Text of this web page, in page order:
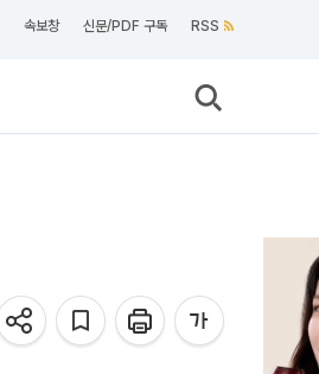
속보창 신문/PDF 구독 RSS